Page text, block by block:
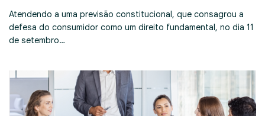
Atendendo a uma previsão constitucional, que consagrou a
defesa do consumidor como um direito fundamental, no dia 11
de setembro…